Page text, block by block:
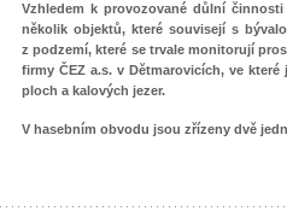
Vzhledem k provozované důlní
několik objektů, které souvisejí s
z podzemí, které se trvale monitorují
firmy ČEZ a.s. v Dětmarovicích, ve
ploch a kalových jezer.
V hasebním obvodu jsou zřízeny dvě